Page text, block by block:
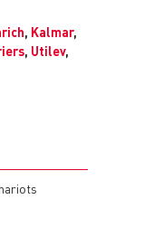
, Kalmar,
, Utilev,